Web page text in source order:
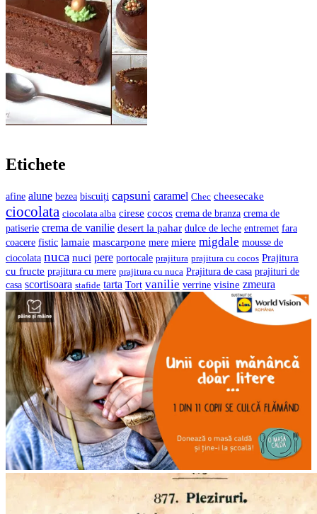
Etichete
afine alune bezea biscuiți capsuni caramel Chec cheesecake
ciocolata ciocolata alba cirese cocos crema de branza crema de
patiserie crema de vanilie desert la pahar dulce de leche entremet fara
coacere fistic lamaie mascarpone mere miere migdale mousse de
ciocolata nuca nuci pere portocale prajitura prajitura cu cocos Prajitura
cu fructe prajitura cu mere prajitura cu nuca Prajitura de casa prajituri de
casa scortisoara stafide tarta Tort vanilie verrine visine zmeura